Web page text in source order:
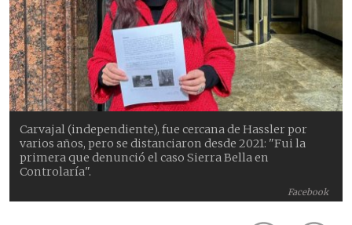
Facebook
Carvajal (independiente), fue cercana de Hassler por
varios años, pero se distanciaron desde 2021: "Fui la
primera que denunció el caso Sierra Bella en
Controlaría".